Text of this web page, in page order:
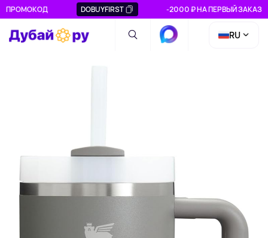
ПРОМОКОД DOBUYFIRST -2000 ₽ НА ПЕРВЫЙ ЗАКАЗ
RU